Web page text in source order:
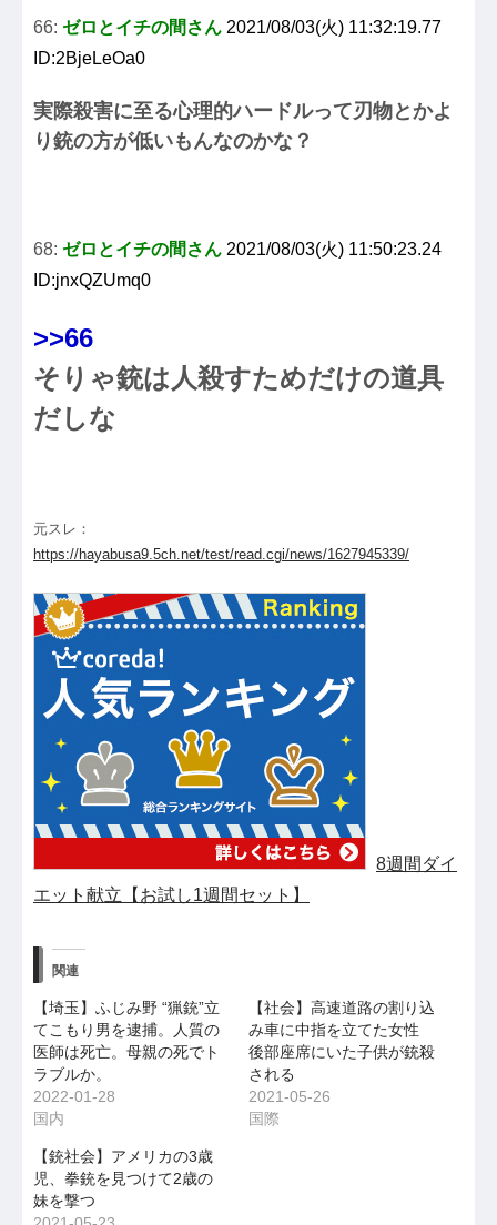
66: ゼロとイチの間さん 2021/08/03(火) 11:32:19.77
ID:2BjeLeOa0
実際殺害に至る心理的ハードルって刃物とかよ
り銃の方が低いもんなのかな？
68: ゼロとイチの間さん 2021/08/03(火) 11:50:23.24
ID:jnxQZUmq0
>>66
そりゃ銃は人殺すためだけの道具
だしな
元スレ：
https://hayabusa9.5ch.net/test/read.cgi/news/1627945339/
8週間ダイ
エット献立【お試し1週間セット】
関連
【埼玉】ふじみ野 “猟銃”立
てこもり男を逮捕。人質の
医師は死亡。母親の死でト
ラブルか。
2022-01-28
国内
【社会】高速道路の割り込
み車に中指を立てた女性
後部座席にいた子供が銃殺
される
2021-05-26
国際
【銃社会】アメリカの3歳
児、拳銃を見つけて2歳の
妹を撃つ